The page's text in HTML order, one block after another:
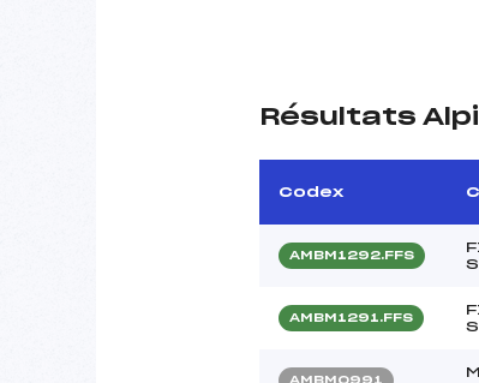
Résultats
Codex
AMBM1292.FFS
AMBM1291.FFS
AMBM0991